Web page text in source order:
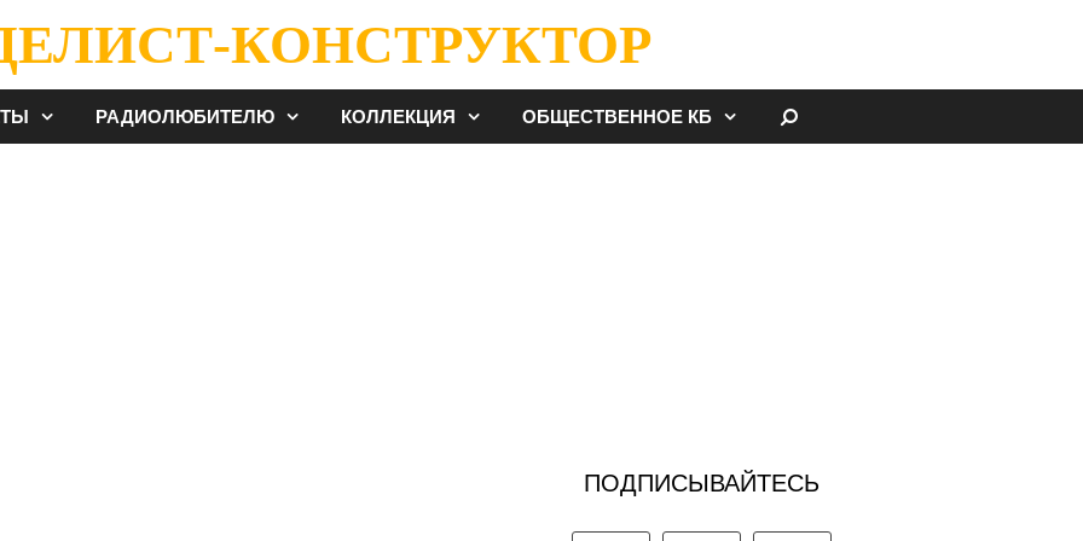
КОНСТРУКТОР
РАДИОЛЮБИТЕЛЮ КОЛЛЕКЦИЯ ОБЩЕСТВЕННОЕ КБ
ПОДПИСЫВАЙТЕСЬ